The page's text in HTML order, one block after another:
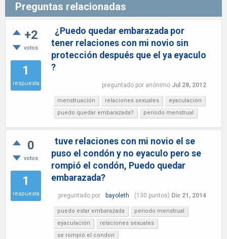
Preguntas relacionadas
+2
votos
1
respuesta
¿Puedo quedar embarazada por
tener relaciones con mi novio sin
protección después que el ya eyaculo
?
preguntado por anónimo Jul 28, 2012
menstruación relaciones sexuales
eyaculación
puedo quedar embarazada?
periodo menstrual
0
votos
1
respuesta
tuve relaciones con mi novio el se
puso el condón y no eyaculo pero se
rompió el condón, Puedo quedar
embarazada?
preguntado por bayoleth (130 puntos) Dic 21, 2014
puedo estar embarazada
periodo menstrual
eyaculación
relaciones sexuales
se rompió el condon